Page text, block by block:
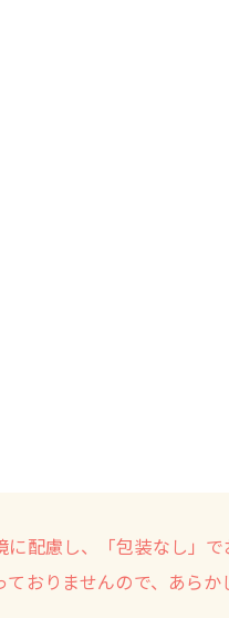
に配慮し、「包装なし」
おりませんので、あらか